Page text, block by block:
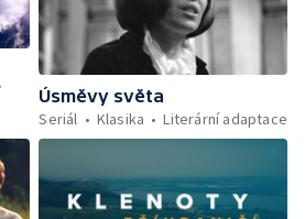
Úsměvy světa
Seriál
Klasika Literární adaptace